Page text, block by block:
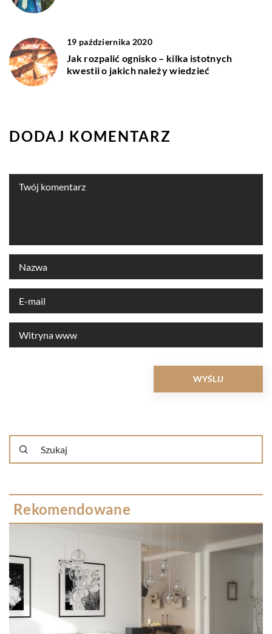
19 października 2020
Jak rozpalić ognisko – kilka istotnych
kwestii o jakich należy wiedzieć
DODAJ KOMENTARZ
Rekomendowane